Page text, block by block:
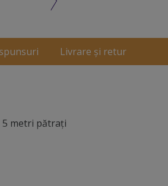
Livrare și retur
5 metri pătraţi